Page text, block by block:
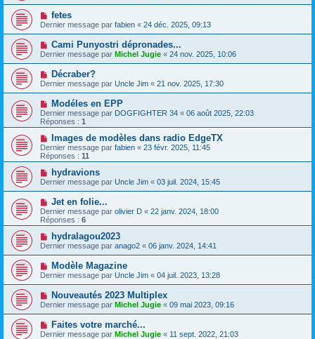
fetes
Dernier message par fabien « 24 déc. 2025, 09:13
Cami Punyostri dépronades...
Dernier message par Michel Jugie « 24 nov. 2025, 10:06
Décraber?
Dernier message par Uncle Jim « 21 nov. 2025, 17:30
Modéles en EPP
Dernier message par DOGFIGHTER 34 « 06 août 2025, 22:03
Réponses : 1
Images de modèles dans radio EdgeTX
Dernier message par fabien « 23 févr. 2025, 11:45
Réponses : 11
hydravions
Dernier message par Uncle Jim « 03 juil. 2024, 15:45
Jet en folie...
Dernier message par olivier D « 22 janv. 2024, 18:00
Réponses : 6
hydralagou2023
Dernier message par anago2 « 06 janv. 2024, 14:41
Modèle Magazine
Dernier message par Uncle Jim « 04 juil. 2023, 13:28
Nouveautés 2023 Multiplex
Dernier message par Michel Jugie « 09 mai 2023, 09:16
Faites votre marché...
Dernier message par Michel Jugie « 11 sept. 2022, 21:03